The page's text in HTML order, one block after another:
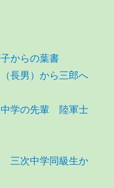
からの葉書
長男）から三郎へ
学の先輩 陸軍士
三次中学同級生か